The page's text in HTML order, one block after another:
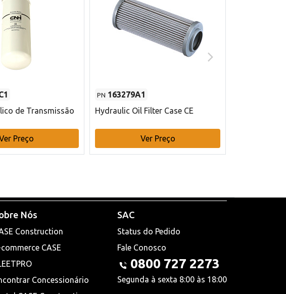
de Transmissão
Preço
PN 163279A1
Hydraulic Oil Filter Case CE
Ver Preço
Nós
Construction
commerce CASE
Concessionário
SAC
Status do Pedido
Fale Conosco
0800 727 2273
Segunda à sexta 8:00 às 18:00